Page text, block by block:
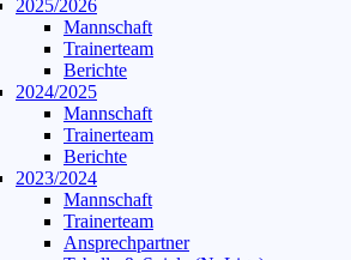
2025/2026
Mannschaft
Trainerteam
Berichte
2024/2025
Mannschaft
Trainerteam
Berichte
2023/2024
Mannschaft
Trainerteam
Ansprechpartner